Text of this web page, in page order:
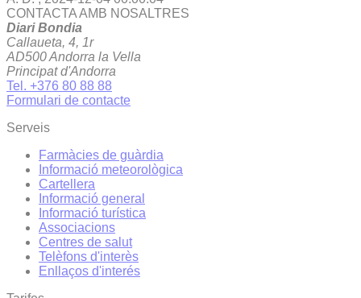
CONTACTA AMB NOSALTRES
Diari Bondia
Callaueta, 4, 1r
AD500 Andorra la Vella
Principat d'Andorra
Tel. +376 80 88 88
Formulari de contacte
Serveis
Farmàcies de guàrdia
Informació meteorològica
Cartellera
Informació general
Informació turística
Associacions
Centres de salut
Telèfons d'interès
Enllaços d'interés